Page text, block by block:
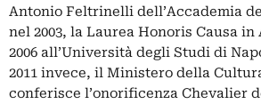
Antonio Feltrinelli dell’Accademia
nel 2003, la Laurea Honoris Causa
2006 all’Università degli Studi di
2011 invece, il Ministero della
conferisce l’onorificenza Chevalier